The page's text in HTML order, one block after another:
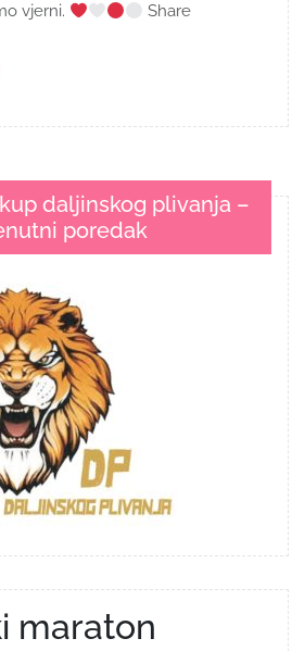
vjerni.
Share
daljinskog plivanja –
poredak
maraton